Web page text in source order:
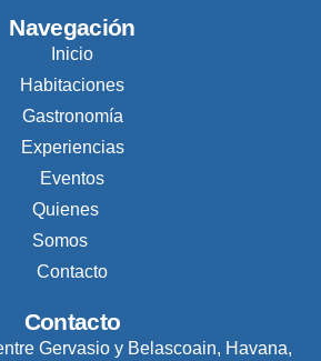
Navegación
Inicio
Habitaciones
Gastronomía
Experiencias
Eventos
Quienes
Somos
Contacto
Contacto
Gervasio y Belascoain, Havana,